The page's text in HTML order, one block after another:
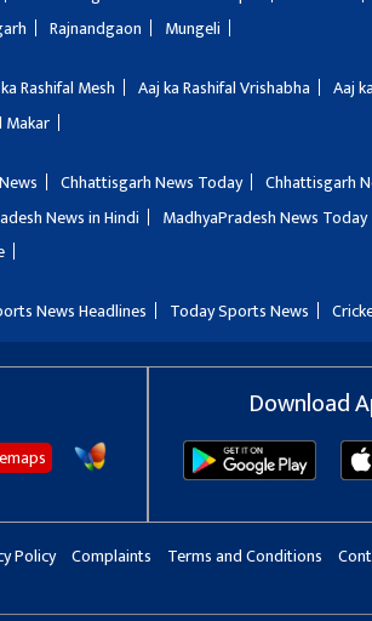
Rajnandgaon Mungeli
Rashifal Mesh Aaj ka Rashifal Vrishabha Aaj
Makar
Chhattisgarh News Today Chhattisgarh
News in Hindi MadhyaPradesh News Today
News Headlines Today Sports News
Download
Policy Complaints Terms and Conditions